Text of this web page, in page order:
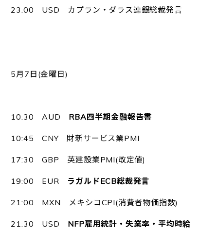
23:00 USD カプラン・ダラス連銀総裁発言
5月7日(金曜日)
10:30 AUD RBA四半期金融報告書
10:45 CNY 財新サービス業PMI
17:30 GBP 英建設業PMI(改定値)
19:00 EUR ラガルドECB総裁発言
21:00 MXN メキシコCPI(消費者物価指数)
21:30 USD NFP雇用統計・失業率・平均時給